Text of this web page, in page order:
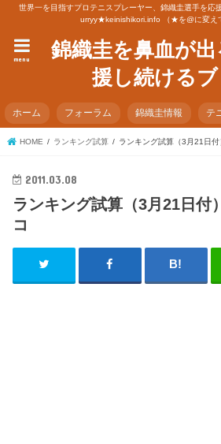
世界一を目指すプロテニスプレーヤー、錦織圭選手を応
urryy★keinishikori.info （★を@に変え
錦織圭を鼻血が
援し続ける
menu
ホーム フォーラム 錦織圭情報 テ
HOME ランキング試算 ランキング試算（3月21
2011.03.08
ランキング試算（3月21
コ